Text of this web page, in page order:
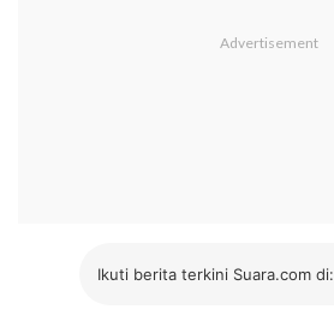
Ikuti berita terkini Suara.com di: